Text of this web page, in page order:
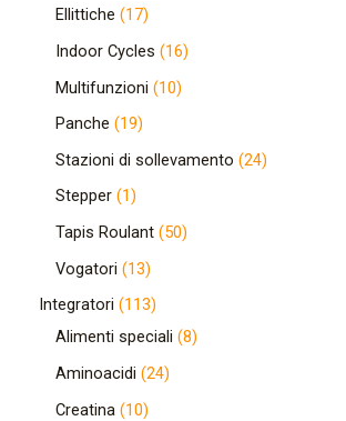
Ellittiche
17
Indoor Cycles
16
Multifunzioni
10
Panche
19
Stazioni di sollevamento 24
Stepper 1
Tapis Roulant 50
Vogatori
13
Integratori
113
Alimenti speciali 8
Aminoacidi 24
Creatina 10